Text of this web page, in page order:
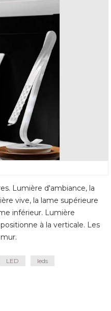
Lumière d'ambiance, la
vive, la lame supérieure
inférieur. Lumière
à la verticale. Les
LED leds